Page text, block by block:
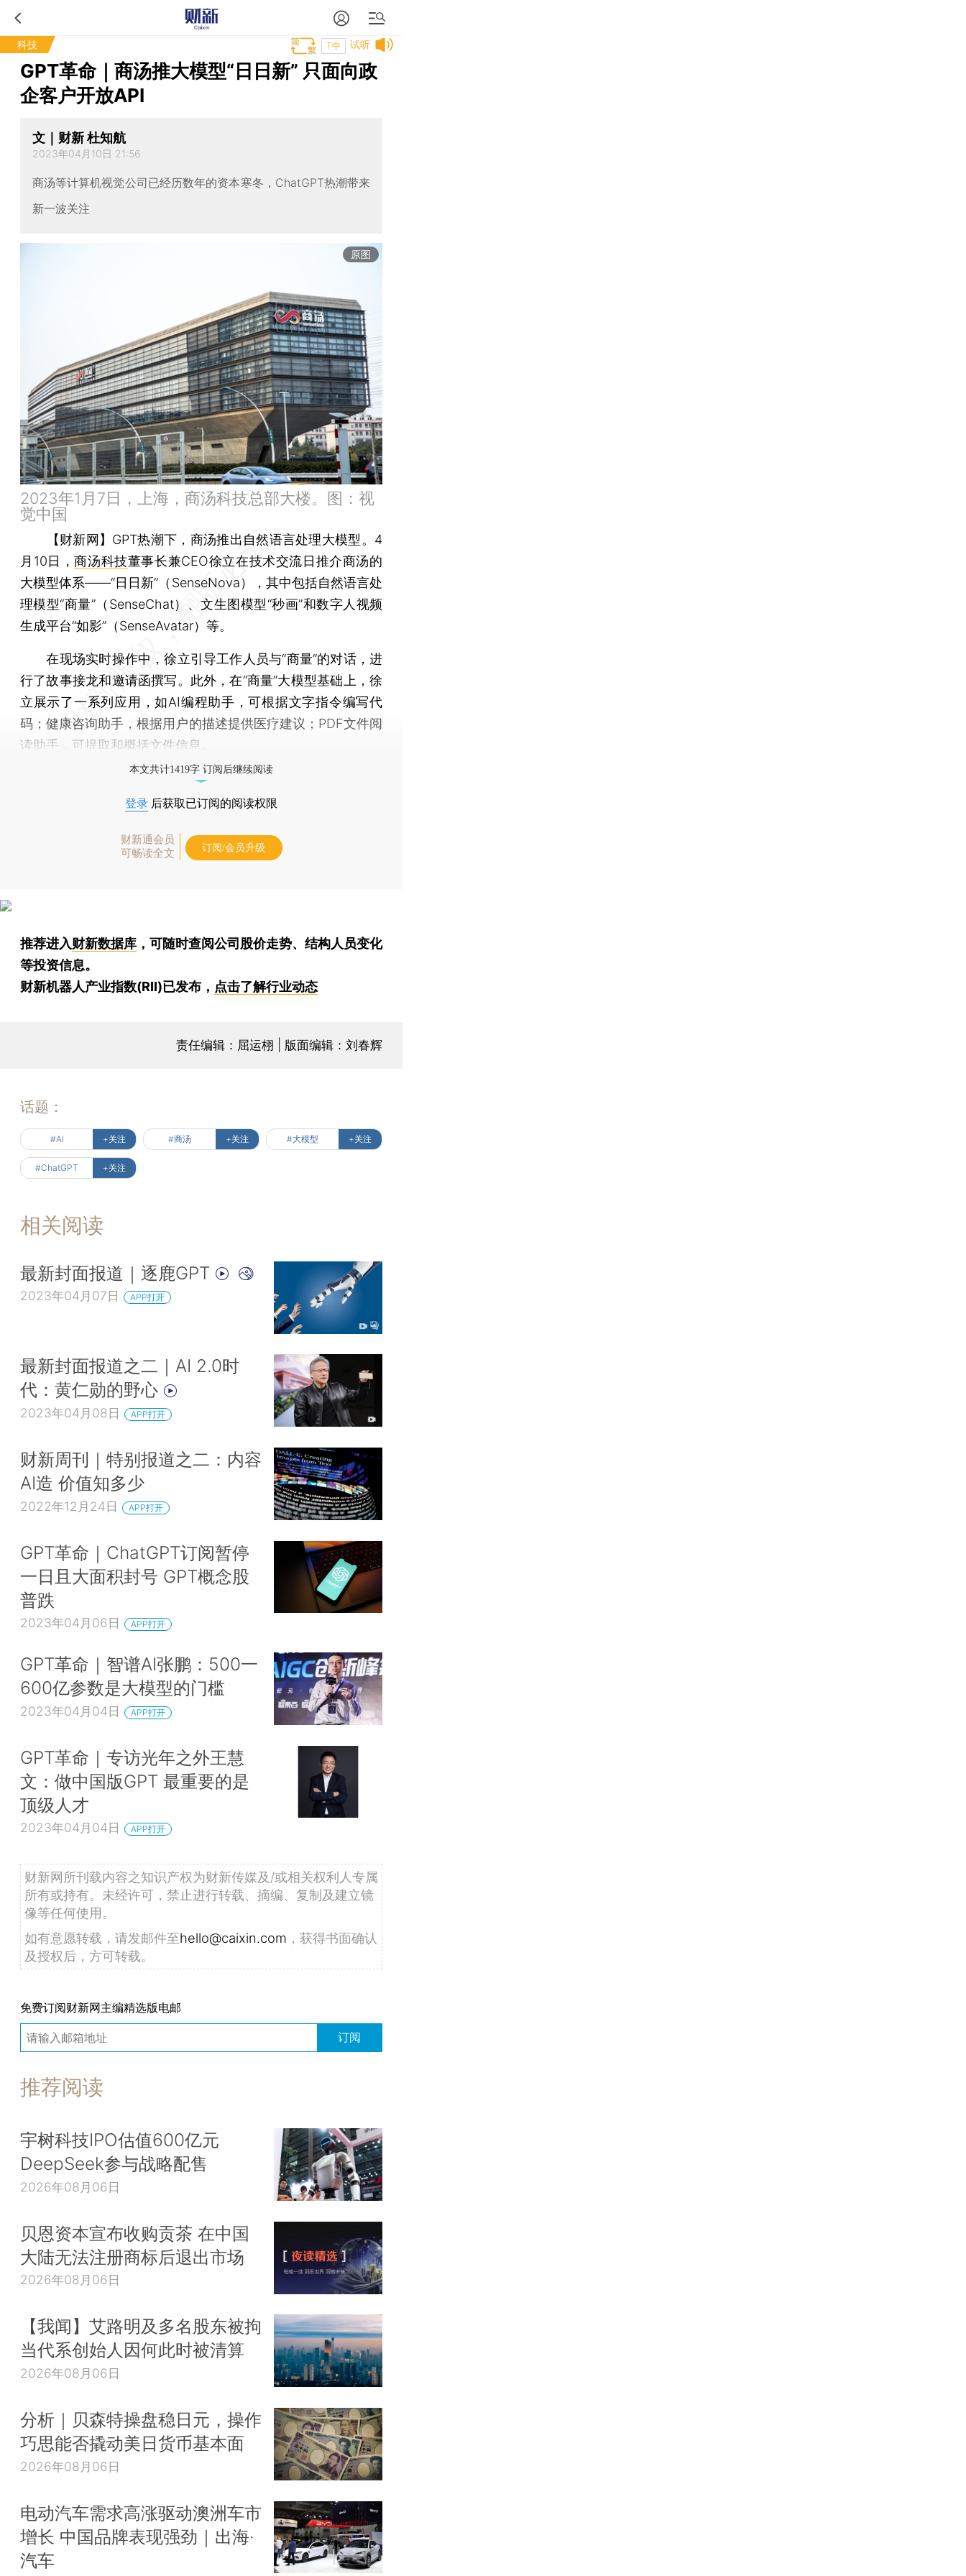
科技 试听
T中
GPT革命｜商汤推大模型“日日新” 只面向政
企客户开放API
文｜财新 杜知航
2023年04月10日 21:56
商汤等计算机视觉公司已经历数年的资本寒冬，ChatGPT热潮带来
新一波关注
原图
2023年1月7日，上海，商汤科技总部大楼。图：视
觉中国
【财新网】 GPT热潮下，商汤推出自然语言处理大模型。4
月10日，商汤科技董事长兼CEO徐立在技术交流日推介商汤的
大模型体系——“日日新”（SenseNova），其中包括自然语言处
理模型“商量”（SenseChat）、文生图模型“秒画”和数字人视频
生成平台“如影”（SenseAvatar）等。
在现场实时操作中，徐立引导工作人员与“商量”的对话，进
行了故事接龙和邀请函撰写。此外，在“商量”大模型基础上，徐
立展示了一系列应用，如AI编程助手，可根据文字指令编写代
码；健康咨询助手，根据用户的描述提供医疗建议；PDF文件阅
读助手，可提取和概括文件信息。
本文共计1419字 订阅后继续阅读
登录 后获取已订阅的阅读权限
财新通会员
可畅读全文
订阅/会员升级
推荐进入财新数据库 ，可随时查阅公司股价走势、结构人员变化
等投资信息。
财新机器人产业指数(RII)已发布， 点击了解行业动态
责任编辑：屈运栩 | 版面编辑：刘春辉
话题：
#AI +关注 #商汤 +关注 #大模型 +关注
#ChatGPT +关注
相关阅读
最新封面报道｜逐鹿GPT
2023年04月07日 APP打开
最新封面报道之二｜AI 2.0时
代：黄仁勋的野心
2023年04月08日 APP打开
财新周刊｜特别报道之二：内容
AI造 价值知多少
2022年12月24日 APP打开
GPT革命｜ChatGPT订阅暂停
一日且大面积封号 GPT概念股
普跌
2023年04月06日 APP打开
GPT革命｜智谱AI张鹏：500一
600亿参数是大模型的门槛
2023年04月04日 APP打开
GPT革命｜专访光年之外王慧
文：做中国版GPT 最重要的是
顶级人才
2023年04月04日 APP打开
财新网所刊载内容之知识产权为财新传媒及/或相关权利人专属
所有或持有。未经许可，禁止进行转载、摘编、复制及建立镜
像等任何使用。
如有意愿转载，请发邮件至hello@caixin.com ，获得书面确认
及授权后，方可转载。
免费订阅财新网主编精选版电邮
订阅
推荐阅读
宇树科技IPO估值600亿元
DeepSeek参与战略配售
2026年08月06日
贝恩资本宣布收购贡茶 在中国
大陆无法注册商标后退出市场
2026年08月06日
【我闻】艾路明及多名股东被拘
当代系创始人因何此时被清算
2026年08月06日
分析｜贝森特操盘稳日元，操作
巧思能否撬动美日货币基本面
2026年08月06日
电动汽车需求高涨驱动澳洲车市
增长 中国品牌表现强劲｜出海·
汽车